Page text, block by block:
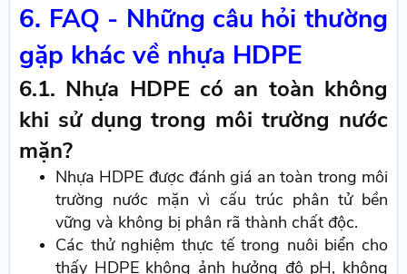
6. FAQ - Những câu hỏi thường
gặp khác về nhựa HDPE
6.1. Nhựa HDPE có an toàn không
khi sử dụng trong môi trường nước
mặn?
Nhựa HDPE được đánh giá an toàn trong môi
trường nước mặn vì cấu trúc phân tử bền
vững và không bị phân rã thành chất độc.
Các thử nghiệm thực tế trong nuôi biển cho
thấy HDPE không ảnh hưởng độ pH, không